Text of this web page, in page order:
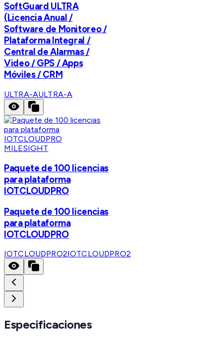
SoftGuard ULTRA
(Licencia Anual /
Software de Monitoreo /
Plataforma Integral /
Central de Alarmas /
Video / GPS / Apps
Móviles / CRM
ULTRA-AULTRA-A
MILESIGHT
Paquete de 100 licencias
para plataforma
IOTCLOUDPRO
Paquete de 100 licencias
para plataforma
IOTCLOUDPRO
IOTCLOUDPRO2IOTCLOUDPRO2
Especificaciones